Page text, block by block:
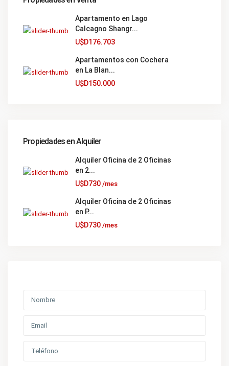
Apartamento en Lago
Calcagno Shangr...
U$D176.703
Apartamentos con Cochera
en La Blan...
U$D150.000
Propiedades en Alquiler
Alquiler Oficina de 2 Oficinas
en 2...
U$D730 /mes
Alquiler Oficina de 2 Oficinas
en P...
U$D730 /mes